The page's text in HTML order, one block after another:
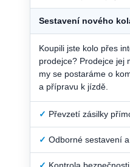
Sestavení nového
Koupili jste kolo přes
prodejce? Prodejce jej
my se postaráme o
a přípravu k jízdě.
✓ Převzetí zásilky
✓ Odborné sestavení